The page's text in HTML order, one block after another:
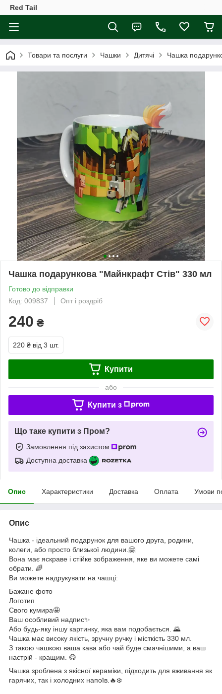
Red Tail
Товари та послуги Чашки Дитячі Чашка
Чашка подарункова "Майнкрафт Стів" 330 мл
Готово до відправки
Код: 009837
Опт і роздріб
240 ₴
220 ₴ від 3 шт.
Купити
або
Купити з
Що таке купити з Пром?
Замовлення під захистом
Доступна доставка
Опис Характеристики Доставка Оплата Умови
Опис
Чашка - ідеальний подарунок для вашого друга, родини,
колеги, або просто близької людини.🤗
Вона має яскраве і стійке зображення, яке ви можете самі
обрати. 🌈
Ви можете надрукувати на чашці:
Бажане фото
Логотип
Свого кумира🤩
Ваш особливий надпис✨
Або будь-яку іншу картинку, яка вам подобається. 🌄
Чашка має високу якість, зручну ручку і місткість 330 мл.
З такою чашкою ваша кава або чай буде смачнішими, а ваш
настрій - кращим. 😋
Чашка зроблена з якісної кераміки, підходить для вживання як
гарячих, так і холодних напоїв.🔥❄️